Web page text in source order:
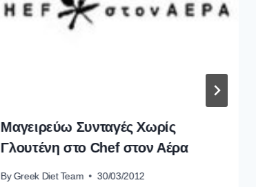
Μαγειρεύω Συνταγές Χωρίς
Γλουτένη στο Chef στον Αέρα
By Greek Diet Team 30/03/2012